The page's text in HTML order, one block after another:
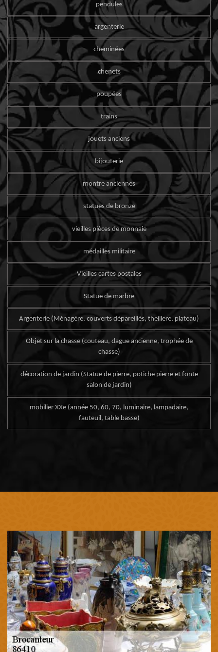
pendules
argenterie
cheminées
chenets
poupées
trains
jouets anciens
bijouterie
montre anciennes
statues de bronze
vieilles pièces de monnaie
médailles militaire
Vieilles cartes postales
Statue de marbre
Argenterie (Ménagère, couverts dépareillés, theillere, plateau)
Objet sur la chasse (couteau, dague ancienne, trophée de
chasse)
décoration de jardin (Statue de pierre, potiche pierre et fonte
salon de jardin)
mobilier XXe (année 50, 60, 70, luminaire, lampadaire,
fauteuil, table basse)